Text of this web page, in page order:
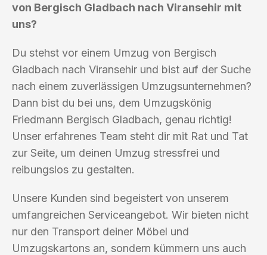
von Bergisch Gladbach nach Viransehir mit
uns?
Du stehst vor einem Umzug von Bergisch
Gladbach nach Viransehir und bist auf der Suche
nach einem zuverlässigen Umzugsunternehmen?
Dann bist du bei uns, dem Umzugskönig
Friedmann Bergisch Gladbach, genau richtig!
Unser erfahrenes Team steht dir mit Rat und Tat
zur Seite, um deinen Umzug stressfrei und
reibungslos zu gestalten.
Unsere Kunden sind begeistert von unserem
umfangreichen Serviceangebot. Wir bieten nicht
nur den Transport deiner Möbel und
Umzugskartons an, sondern kümmern uns auch